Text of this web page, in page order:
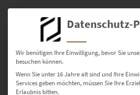
KATEGORIEN:AUTO WANDBILDER,BILDER
BILDER FÜR ESSZIMMER
HOTELZIMMER,BILDER FÜR KANZLEI
TREPPENAUFGANG,BILDER FÜR
WANDBILDER,SCHWARZ WEISS BILDER MIT
AUS GÄRTRINGEN,WANDBILDER
MODERN
Datenschutz-
Wir benötigen Ihre Einwilligung, bevor Sie
besuchen können.
Wenn Sie unter 16 Jahre alt sind und Ihre
Services geben möchten, müssen Sie Ihre
Erlaubnis bitten.